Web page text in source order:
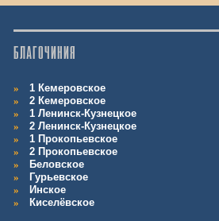
БЛАГОЧИНИЯ
1 Кемеровское
2 Кемеровское
1 Ленинск-Кузнецкое
2 Ленинск-Кузнецкое
1 Прокопьевское
2 Прокопьевское
Беловское
Гурьевское
Инское
Киселёвское